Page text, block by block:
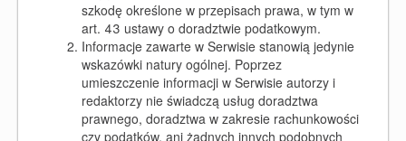
szkodę określone w przepisach prawa, w tym w
art. 43 ustawy o doradztwie podatkowym.
Informacje zawarte w Serwisie stanowią jedynie
wskazówki natury ogólnej. Poprzez
umieszczenie informacji w Serwisie autorzy i
redaktorzy nie świadczą usług doradztwa
prawnego, doradztwa w zakresie rachunkowości
czy podatków, ani żadnych innych podobnych